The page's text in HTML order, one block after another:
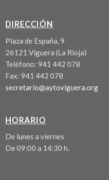
DIRECCIÓN
Plaza de España, 9
26121 Viguera (La Rioja)
Teléfono: 941 442 078
Fax: 941 442 078
secretario@aytoviguera.org
HORARIO
De lunes a viernes
De 09:00 a 14:30 h.